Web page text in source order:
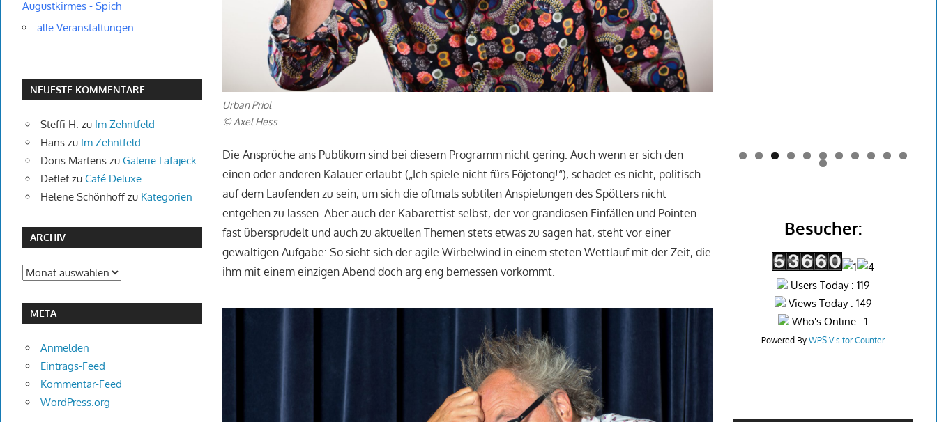
Urban Priol
© Axel Hess
Die Ansprüche ans Publikum sind bei diesem Programm nicht gering: Auch wenn er sich den
einen oder anderen Kalauer erlaubt („Ich spiele nicht fürs Föjetong!“), schadet es nicht, politisch
auf dem Laufenden zu sein, um sich die oftmals subtilen Anspielungen des Spötters nicht
entgehen zu lassen. Aber auch der Kabarettist selbst, der vor grandiosen Einfällen und Pointen
fast übersprudelt und auch zu aktuellen Themen stets etwas zu sagen hat, steht vor einer
gewaltigen Aufgabe: So sieht sich der agile Wirbelwind in einem steten Wettlauf mit der Zeit, die
ihm mit einem einzigen Abend doch arg eng bemessen vorkommt.
Augustkirmes - Spich
alle Veranstaltungen
NEUESTE KOMMENTARE
Steffi H. zu Im Zehntfeld
Hanszu Im Zehntfeld
Doris Martenszu Galerie Lafajeck
Detlefzu Café Deluxe
Helene Schönhoffzu Kategorien
ARCHIV
Archiv
META
Anmelden
Eintrags-Feed
Kommentar-Feed
WordPress.org
0 1
2
Besucher:
Users Today : 119
Views Today : 149
Who's Online : 1
Powered ByWPS Visitor Counter